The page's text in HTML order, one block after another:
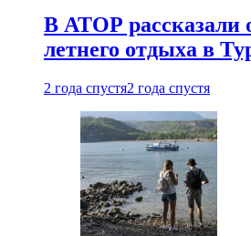
В АТОР рассказали
летнего отдыха в
2 года спустя2 года спустя